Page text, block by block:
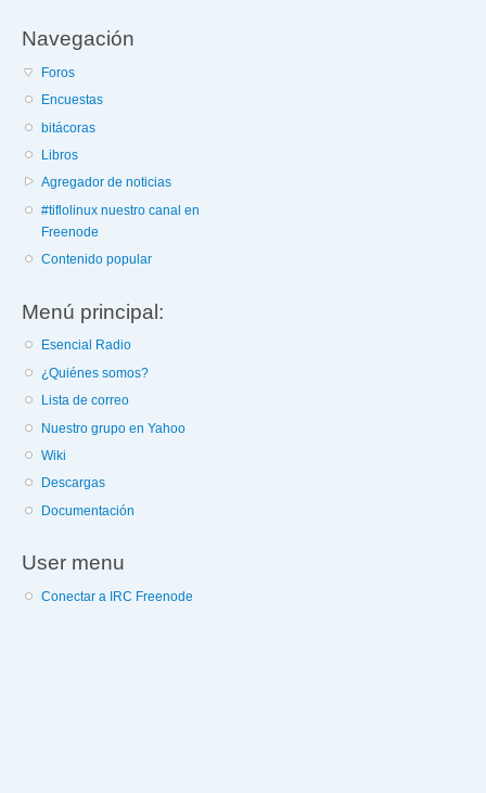
Navegación
Foros
Encuestas
bitácoras
Libros
Agregador de noticias
#tiflolinux nuestro canal en
Freenode
Contenido popular
Menú principal:
Esencial Radio
¿Quiénes somos?
Lista de correo
Nuestro grupo en Yahoo
Wiki
Descargas
Documentación
User menu
Conectar a IRC Freenode